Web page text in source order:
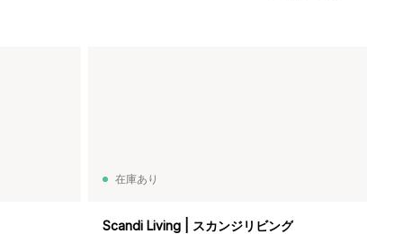
在庫あり
Scandi Living | スカンジリビング